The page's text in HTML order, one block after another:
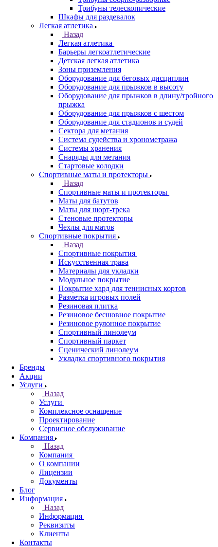
Трибуны телескопические
Шкафы для раздевалок
Легкая атлетика
Назад
Легкая атлетика
Барьеры легкоатлетические
Детская легкая атлетика
Зоны приземления
Оборудование для беговых дисциплин
Оборудование для прыжков в высоту
Оборудование для прыжков в длину/тройного
прыжка
Оборудование для прыжков с шестом
Оборудование для стадионов и судей
Сектора для метания
Система судейства и хронометража
Системы хранения
Снаряды для метания
Стартовые колодки
Спортивные маты и протекторы
Назад
Спортивные маты и протекторы
Маты для батутов
Маты для шорт-трека
Стеновые протекторы
Чехлы для матов
Спортивные покрытия
Назад
Спортивные покрытия
Искусственная трава
Материалы для укладки
Модульное покрытие
Покрытие хард для теннисных кортов
Разметка игровых полей
Резиновая плитка
Резиновое бесшовное покрытие
Резиновое рулонное покрытие
Спортивный линолеум
Спортивный паркет
Сценический линолеум
Укладка спортивного покрытия
Бренды
Акции
Услуги
Назад
Услуги
Комплексное оснащение
Проектирование
Сервисное обслуживание
Компания
Назад
Компания
О компании
Лицензии
Документы
Блог
Информация
Назад
Информация
Реквизиты
Клиенты
Контакты